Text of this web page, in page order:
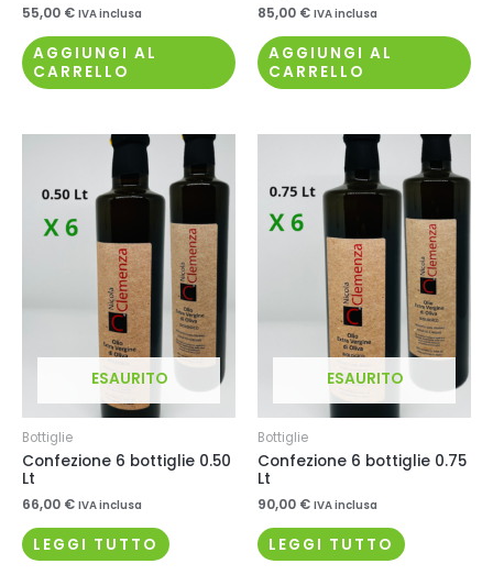
55,00 € IVA inclusa
AGGIUNGI AL
CARRELLO
85,00 € IVA inclusa
AGGIUNGI AL
CARRELLO
ESAURITO
Bottiglie
Confezione 6 bottiglie 0.50
Lt
66,00 € IVA inclusa
LEGGI TUTTO
ESAURITO
Bottiglie
Confezione 6 bottiglie 0.75
Lt
90,00 € IVA inclusa
LEGGI TUTTO